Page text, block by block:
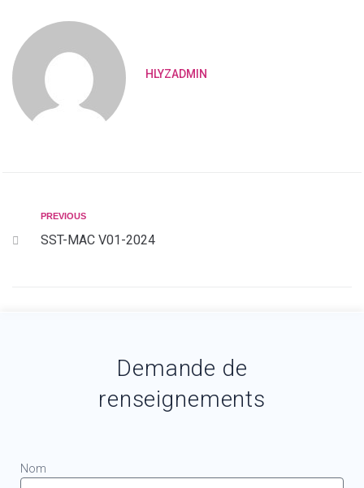
HLYZADMIN
PREVIOUS
SST-MAC V01-2024
Demande de
renseignements
Nom